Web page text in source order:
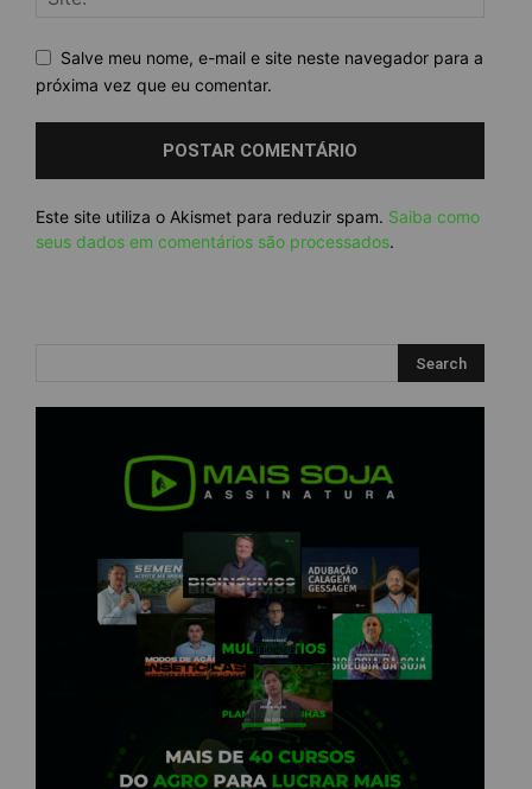
Salve meu nome, e-mail e site neste navegador para a
próxima vez que eu comentar.
Este site utiliza o Akismet para reduzir spam. Saiba como
seus dados em comentários são processados.